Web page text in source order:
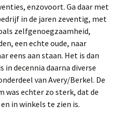
enzovoort. Ga daar met
in de jaren zeventig, met
zelfgenoegzaamheid,
een echte oude, naar
eens aan staan. Het is dan
in decennia daarna diverse
van Avery/Berkel. De
was echter zo sterk, dat de
in winkels te zien is.